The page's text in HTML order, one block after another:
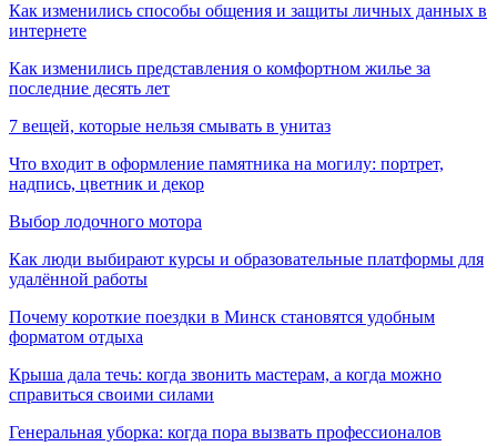
Как изменились способы общения и защиты личных данных в
интернете
Как изменились представления о комфортном жилье за
последние десять лет
7 вещей, которые нельзя смывать в унитаз
Что входит в оформление памятника на могилу: портрет,
надпись, цветник и декор
Выбор лодочного мотора
Как люди выбирают курсы и образовательные платформы для
удалённой работы
Почему короткие поездки в Минск становятся удобным
форматом отдыха
Крыша дала течь: когда звонить мастерам, а когда можно
справиться своими силами
Генеральная уборка: когда пора вызвать профессионалов